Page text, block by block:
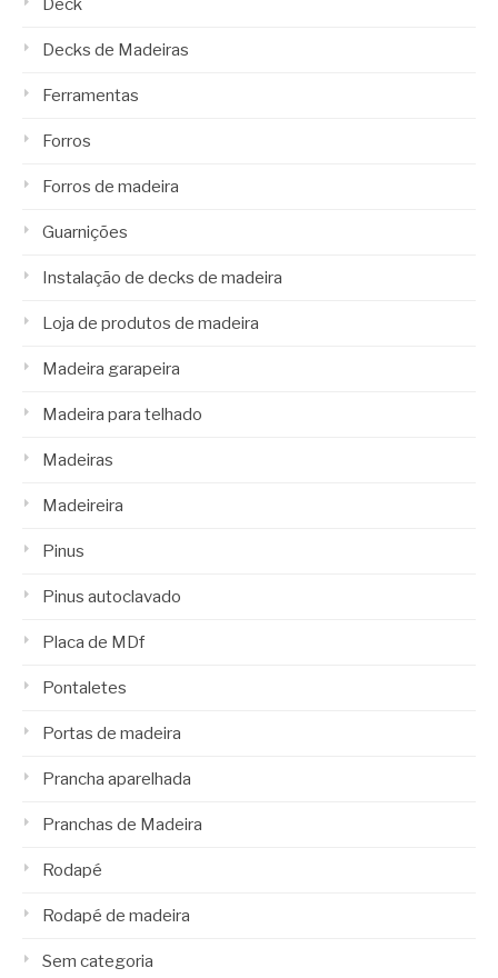
Deck
Decks de Madeiras
Ferramentas
Forros
Forros de madeira
Guarnições
Instalação de decks de madeira
Loja de produtos de madeira
Madeira garapeira
Madeira para telhado
Madeiras
Madeireira
Pinus
Pinus autoclavado
Placa de MDf
Pontaletes
Portas de madeira
Prancha aparelhada
Pranchas de Madeira
Rodapé
Rodapé de madeira
Sem categoria